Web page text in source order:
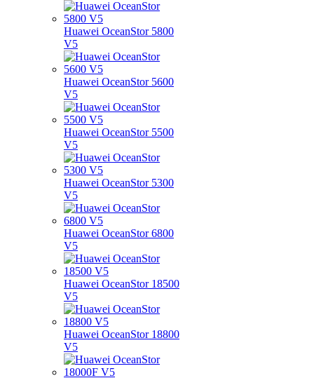
Huawei OceanStor 5800
V5
Huawei OceanStor 5600
V5
Huawei OceanStor 5500
V5
Huawei OceanStor 5300
V5
Huawei OceanStor 6800
V5
Huawei OceanStor 18500
V5
Huawei OceanStor 18800
V5